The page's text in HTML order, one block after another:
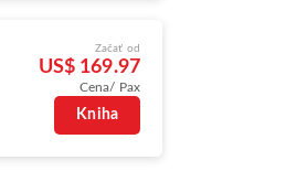
Začať od
US$ 169.97
Cena/ Pax
Kniha